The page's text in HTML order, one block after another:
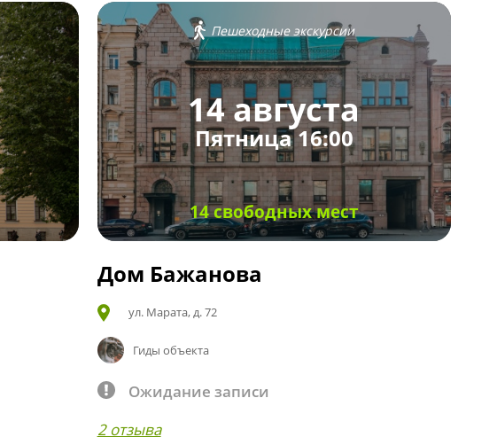
Пешеходные экскурсии
14 августа
Пятница 16:00
14 свободных мест
Дом Бажанова
ул. Марата, д. 72
Гиды объекта
Ожидание записи
2 отзыва